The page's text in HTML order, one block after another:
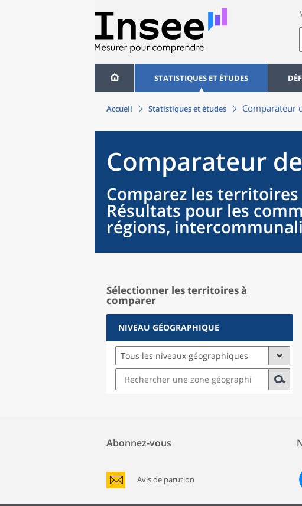
STATISTIQUES ET ÉTUDES
Accueil Statistiques et études Comparateur
Comparateur
Comparez les
Résultats pour les
régions,
Sélectionner les territoires à
comparer
NIVEAU GÉOGRAPHIQUE
Tous les niveaux géographiques
Abonnez-vous
Avis de parution